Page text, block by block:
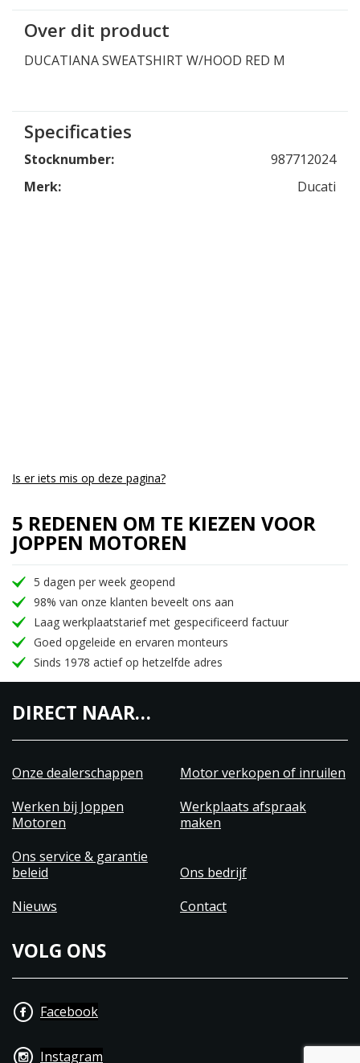
Over dit product
DUCATIANA SWEATSHIRT W/HOOD RED M
Specificaties
Stocknumber:
987712024
Merk:
Ducati
Is er iets mis op deze pagina?
5 REDENEN OM TE KIEZEN VOOR
JOPPEN MOTOREN
5 dagen per week geopend
98% van onze klanten beveelt ons aan
Laag werkplaatstarief met gespecificeerd factuur
Goed opgeleide en ervaren monteurs
Sinds 1978 actief op hetzelfde adres
DIRECT NAAR…
Onze dealerschappen
Motor verkopen of inruilen
Werken bij Joppen
Motoren
Werkplaats afspraak
maken
Ons service & garantie
beleid
Ons bedrijf
Nieuws
Contact
VOLG ONS
Facebook
Instagram